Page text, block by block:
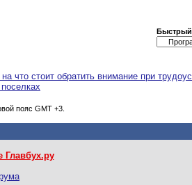
Быстрый
что стоит обратить внимание при
пояс GMT +3.
Главбух.ру